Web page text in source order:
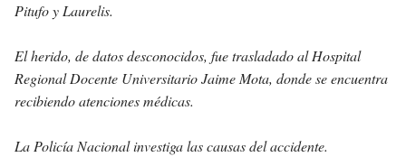
Pitufo y Laurelis.
El herido, de datos desconocidos, fue trasladado al Hospital
Regional Docente Universitario Jaime Mota, donde se encuentra
recibiendo atenciones médicas.
La Policía Nacional investiga las causas del accidente.